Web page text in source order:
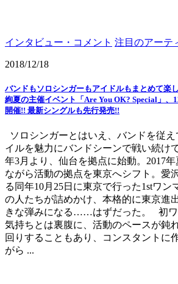
インタビュー・コメント 注目のアーテ
2018/12/18
バンドもソロシンガーもアイドルもまとめて楽
絢夏の主催イベント「Are You OK? Special」、
開催!! 最新シングルも先行発売!!
ソロシンガーとはいえ、バンドを従
イルを魅力にバンドシーンで戦い続け
年3月より、仙台を拠点に始動。2017
ながら活動の拠点を東京へシフト。愛
る同年10月25日に東京で行った1stワン
の人たちが詰めかけ、本格的に東京進
きな弾みになる……はずだった。 初ワ
気持ちとは裏腹に、活動のペースが鈍
回りすることもあり、コンスタントに
がら ...